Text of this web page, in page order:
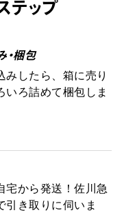
テップ
・梱包
みしたら、箱に売り
いろ詰めて梱包しま
宅から発送！佐川急
引き取りに伺いま